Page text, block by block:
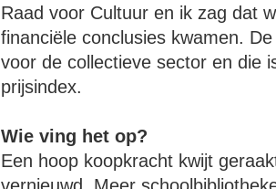
Raad voor Cultuur en ik zag dat
financiële conclusies kwamen.
voor de collectieve sector en die
prijsindex.
Wie ving het op?
Een hoop koopkracht kwijt